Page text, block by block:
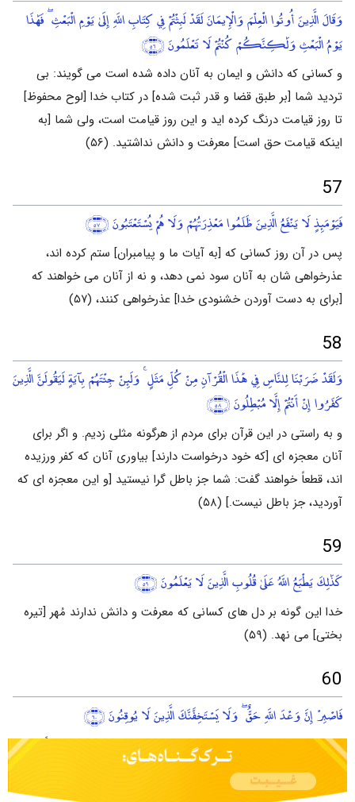
وَقَالَ الَّذِينَ أُوتُوا الْعِلْمَ وَالْإِيمَانَ لَقَدْ لَبِثْتُمْ فِي كِتَابِ اللَّهِ إِلَىٰ يَوْمِ الْبَعْثِ ۖ فَهَٰذَا
يَوْمُ الْبَعْثِ وَلَٰكِنَّكُمْ كُنْتُمْ لَا تَعْلَمُونَ﴿٥٦﴾
و کسانی که دانش و ایمان به آنان داده شده است می گویند: بی
تردید شما [بر طبق قضا و قدر ثبت شده] در کتاب خدا [لوح محفوظ]
تا روز قیامت درنگ کرده اید و این روز قیامت است، ولی شما [به
اینکه قیامت حق است] معرفت و دانش نداشتید. (۵۶)
57
فَيَوْمَئِذٍ لَا يَنْفَعُ الَّذِينَ ظَلَمُوا مَعْذِرَتُهُمْ وَلَا هُمْ يُسْتَعْتَبُونَ﴿٥٧﴾
پس در آن روز کسانی که [به آیات ما و پیامبران] ستم کرده اند،
عذرخواهی شان به آنان سود نمی دهد، و نه از آنان می خواهند که
[برای به دست آوردن خشنودی خدا] عذرخواهی کنند، (۵۷)
58
وَلَقَدْ ضَرَبْنَا لِلنَّاسِ فِي هَٰذَا الْقُرْآنِ مِنْ كُلِّ مَثَلٍ ۚ وَلَئِنْ جِئْتَهُمْ بِآيَةٍ لَيَقُولَنَّ الَّذِينَ
كَفَرُوا إِنْ أَنْتُمْ إِلَّا مُبْطِلُونَ﴿٥٨﴾
و به راستی در این قرآن برای مردم از هرگونه مثلی زدیم. و اگر برای
آنان معجزه ای [که خود درخواست دارند] بیاوری آنان که کفر ورزیده
اند، قطعاً خواهند گفت: شما جز باطل گرا نیستید [و این معجزه ای که
آوردید، جز باطل نیست.] (۵۸)
59
كَذَٰلِكَ يَطْبَعُ اللَّهُ عَلَىٰ قُلُوبِ الَّذِينَ لَا يَعْلَمُونَ﴿٥٩﴾
خدا این گونه بر دل های کسانی که معرفت و دانش ندارند مُهر [تیره
بختی] می نهد. (۵۹)
60
فَاصْبِرْ إِنَّ وَعْدَ اللَّهِ حَقٌّ ۖ وَلَا يَسْتَخِفَّنَّكَ الَّذِينَ لَا يُوقِنُونَ﴿٦٠﴾
پس [بر آزار و یاوه گویی این تیره بختان] شکیبایی کن که یقیناً وعده
خدا [در مورد یاری و پیروزی تو] حق است، و مبادا آنان که یقین [به
وعده های حق و برپا شدن قیامت] ندارند تو را به ناشکیبایی و سبک